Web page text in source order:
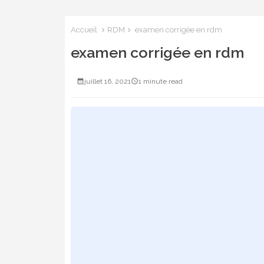
Accueil RDM examen corrigée en rdm
examen corrigée en rdm
juillet 16, 2021 1 minute read